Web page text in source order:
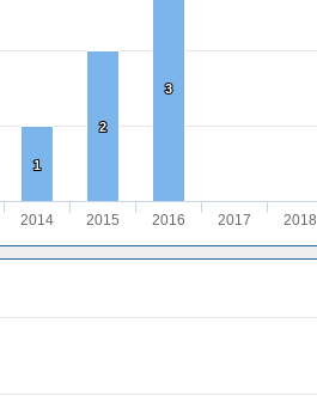
1
1
2
2
3
3
2014 2015 2016 2017 2018